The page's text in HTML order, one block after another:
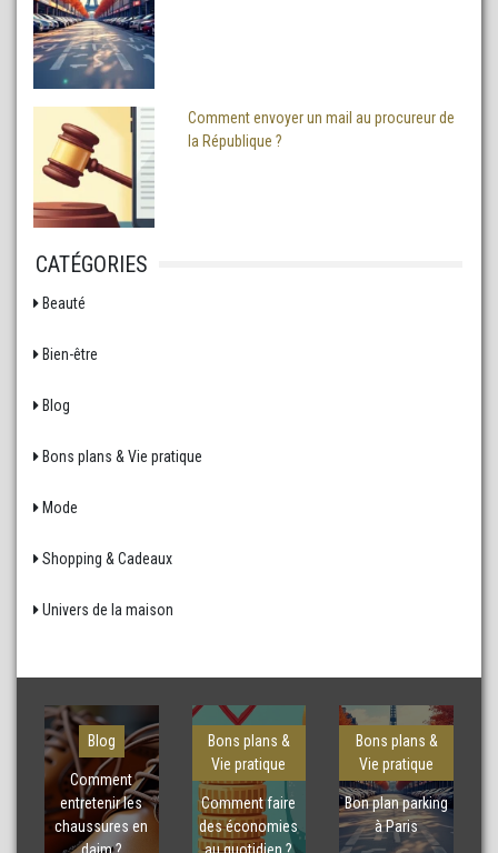
Comment envoyer un mail au procureur de
la République ?
CATÉGORIES
Beauté
Bien-être
Blog
Bons plans & Vie pratique
Mode
Shopping & Cadeaux
Univers de la maison
Blog
Comment
entretenir les
chaussures en
Bons plans &
Vie pratique
Comment faire
des économies
Bons plans &
Vie pratique
Bon plan parking
à Paris